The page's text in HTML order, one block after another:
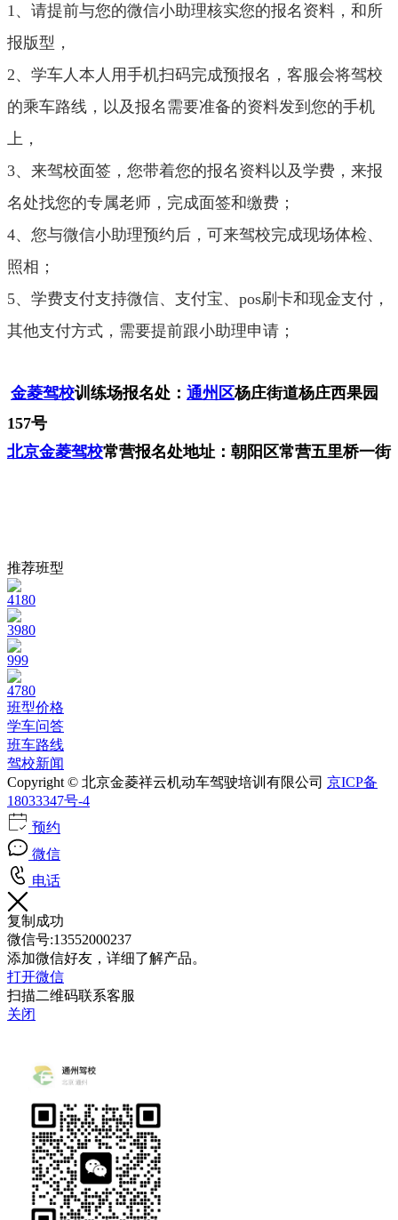
1、请提前与您的微信小助理核实您的报名资料，和所
报版型，
2、学车人本人用手机扫码完成预报名，客服会将驾校
的乘车路线，以及报名需要准备的资料发到您的手机
上，
3、来驾校面签，您带着您的报名资料以及学费，来报
名处找您的专属老师，完成面签和缴费；
4、您与微信小助理预约后，可来驾校完成现场体检、
照相；
5、学费支付支持微信、支付宝、pos刷卡和现金支付，
其他支付方式，需要提前跟小助理申请；
金菱驾校训练场报名处： 通州区杨庄街道杨庄西果园
157号
北京金菱驾校常营报名处地址：朝阳区常营五里桥一街
推荐班型
4180
3980
999
4780
班型价格
学车问答
班车路线
驾校新闻
Copyright © 北京金菱祥云机动车驾驶培训有限公司 京ICP备
18033347号-4
预约
微信
电话
复制成功
微信号:13552000237
添加微信好友，详细了解产品。
打开微信
扫描二维码联系客服
关闭